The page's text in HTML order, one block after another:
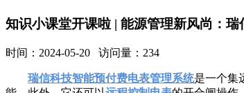
知识小课堂开课啦 | 能源管理新风尚：
时间：2024-05-20 访问量：234
瑞信科技智能预付费电表管理系统是一个集